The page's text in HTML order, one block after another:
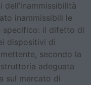
inammissibili le
specifico: il difetto di
dispositivi di
secondo la
adeguata
sul mercato di